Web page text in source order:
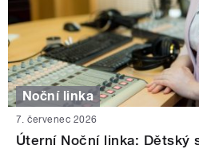
Noční linka
7. červenec 2026
Úterní Noční linka: Dětský